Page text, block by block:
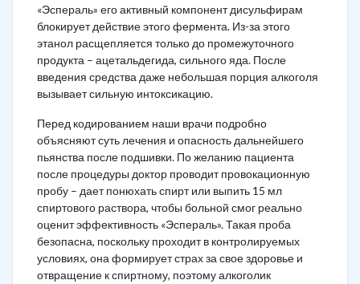
«Эспераль» его активный компонент дисульфирам
блокирует действие этого фермента. Из-за этого
этанол расщепляется только до промежуточного
продукта – ацетальдегида, сильного яда. После
введения средства даже небольшая порция алкоголя
вызывает сильную интоксикацию.
Перед кодированием наши врачи подробно
объясняют суть лечения и опасность дальнейшего
пьянства после подшивки. По желанию пациента
после процедуры доктор проводит провокационную
пробу – дает понюхать спирт или выпить 15 мл
спиртового раствора, чтобы больной смог реально
оценит эффективность «Эспераль». Такая проба
безопасна, поскольку проходит в контролируемых
условиях, она формирует страх за свое здоровье и
отвращение к спиртному, поэтому алкоголик